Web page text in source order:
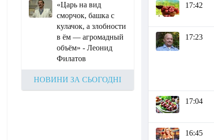
«Царь на вид
сморчок, башка с
кулачок, а злобности
в ём — агромадный
объём» - Леонид
Филатов
НОВИНИ ЗА СЬОГОДНІ
17:42
17:23
17:04
16:45